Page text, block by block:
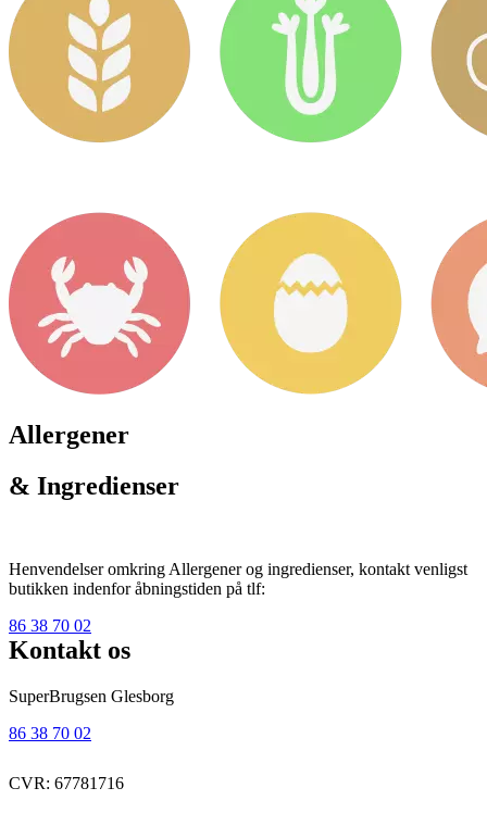
Allergener
& Ingredienser
Henvendelser omkring Allergener og ingredienser, kontakt venligst
butikken indenfor åbningstiden på tlf:
86 38 70 02
Kontakt os
SuperBrugsen Glesborg
86 38 70 02
CVR: 67781716